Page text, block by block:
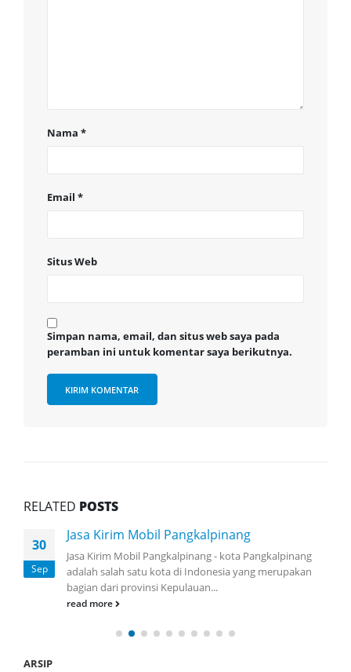
Nama *
Email *
Situs Web
Simpan nama, email, dan situs web saya pada
peramban ini untuk komentar saya berikutnya.
RELATED POSTS
30
Sep
Jasa Kirim Mobil Pangkalpinang
Jasa Kirim Mobil Pangkalpinang - kota Pangkalpinang
adalah salah satu kota di Indonesia yang merupakan
bagian dari provinsi Kepulauan...
read more
ARSIP